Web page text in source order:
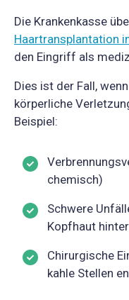
Die Krankenkasse
Haartransplantation
den Eingriff als
Dies ist der Fall,
körperliche
Beispiel:
chemisch)
Schwere
Kopfhaut
Chirurgische
kahle Stellen